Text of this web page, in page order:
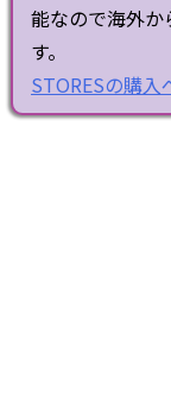
能なので海外か
す。
STORESの購入